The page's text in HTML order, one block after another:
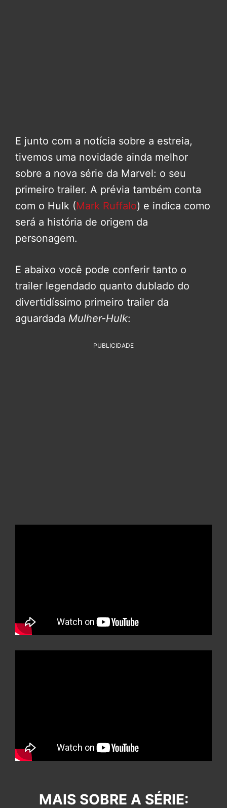
E junto com a notícia sobre a estreia,
tivemos uma novidade ainda melhor
sobre a nova série da Marvel: o seu
primeiro trailer. A prévia também conta
com o Hulk (Mark Ruffalo) e indica como
será a história de origem da
personagem.
E abaixo você pode conferir tanto o
trailer legendado quanto dublado do
divertidíssimo primeiro trailer da
aguardada Mulher-Hulk:
PUBLICIDADE
MAIS SOBRE A SÉRIE: